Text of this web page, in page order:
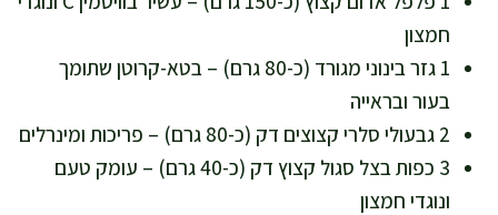
חמצון
1 גזר בינוני מגורד (כ-80 גרם) – בטא-קרוטן שתומך
בעור ובראייה
2 גבעולי סלרי קצוצים דק (כ-80 גרם) – פריכות ומינרלים
3 כפות בצל סגול קצוץ דק (כ-40 גרם) – עומק טעם
ונוגדי חמצון